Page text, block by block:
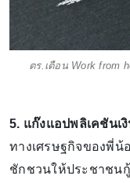
ตร.เตือน Work from
5. แก๊งแอปพลิเคชันเ
ทางเศรษฐกิจของพี่น้
ชักชวนให้ประชาชน